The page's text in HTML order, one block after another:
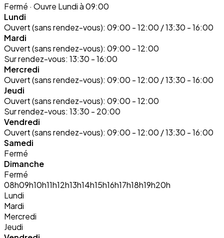
Fermé · Ouvre Lundi à 09:00
Lundi
Ouvert (sans rendez-vous): 09:00 - 12:00 / 13:30 - 16:00
Mardi
Ouvert (sans rendez-vous): 09:00 - 12:00
Sur rendez-vous: 13:30 - 16:00
Mercredi
Ouvert (sans rendez-vous): 09:00 - 12:00 / 13:30 - 16:00
Jeudi
Ouvert (sans rendez-vous): 09:00 - 12:00
Sur rendez-vous: 13:30 - 20:00
Vendredi
Ouvert (sans rendez-vous): 09:00 - 12:00 / 13:30 - 16:00
Samedi
Fermé
Dimanche
Fermé
08h09h10h11h12h13h14h15h16h17h18h19h20h
Lundi
Mardi
Mercredi
Jeudi